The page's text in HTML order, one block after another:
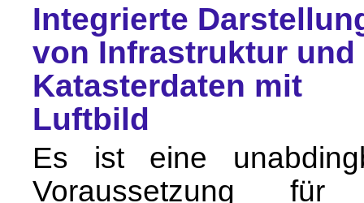
Integrierte
von Infrastruktur und
Katasterdaten mit
Luftbild
Es ist eine
Voraussetzung für